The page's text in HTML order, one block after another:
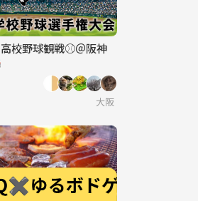
校野球観戦⚾️＠阪神
大阪